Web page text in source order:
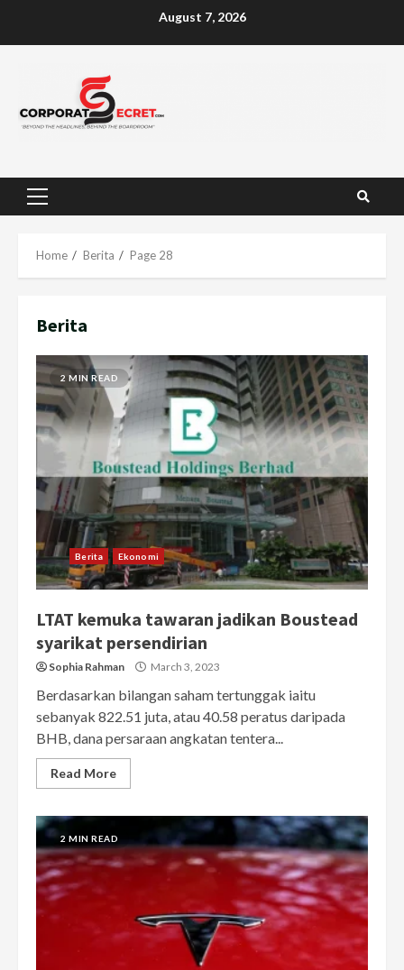
August 7, 2026
Primary
Home Berita Page 28
Berita
2 MIN READ
Berita Ekonomi
LTAT kemuka tawaran jadikan Boustead
syarikat persendirian
Sophia Rahman March 3, 2023
Berdasarkan bilangan saham tertunggak iaitu
sebanyak 822.51 juta, atau 40.58 peratus daripada
BHB, dana persaraan angkatan tentera...
Read More
2 MIN READ